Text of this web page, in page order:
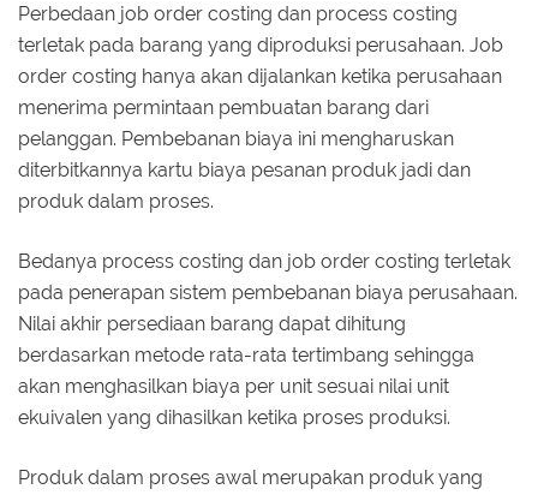
Perbedaan job order costing dan process costing
terletak pada barang yang diproduksi perusahaan. Job
order costing hanya akan dijalankan ketika perusahaan
menerima permintaan pembuatan barang dari
pelanggan. Pembebanan biaya ini mengharuskan
diterbitkannya kartu biaya pesanan produk jadi dan
produk dalam proses.
Bedanya process costing dan job order costing terletak
pada penerapan sistem pembebanan biaya perusahaan.
Nilai akhir persediaan barang dapat dihitung
berdasarkan metode rata-rata tertimbang sehingga
akan menghasilkan biaya per unit sesuai nilai unit
ekuivalen yang dihasilkan ketika proses produksi.
Produk dalam proses awal merupakan produk yang